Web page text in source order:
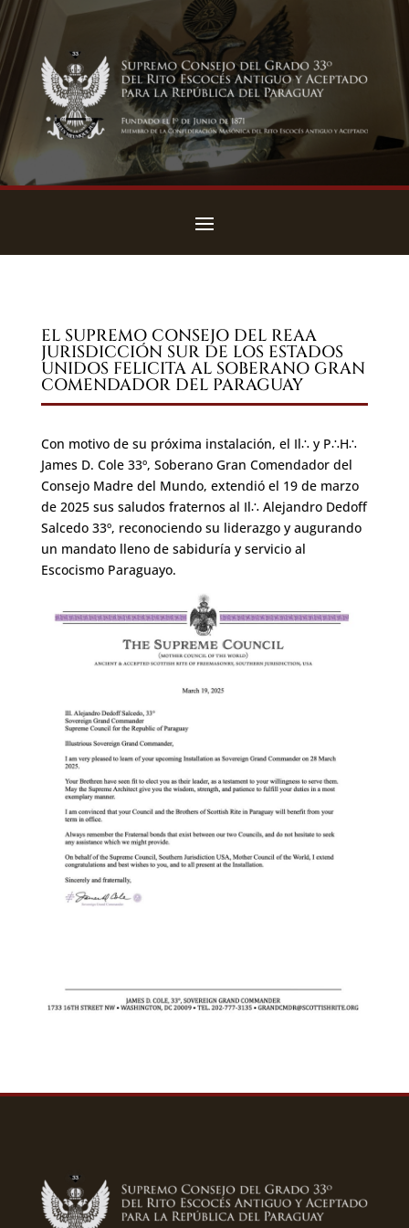
EL SUPREMO CONSEJO DEL REAA
JURISDICCIÓN SUR DE LOS ESTADOS
UNIDOS FELICITA AL SOBERANO GRAN
COMENDADOR DEL PARAGUAY
Con motivo de su próxima instalación, el Il∴ y P∴H∴
James D. Cole 33º, Soberano Gran Comendador del
Consejo Madre del Mundo, extendió el 19 de marzo
de 2025 sus saludos fraternos al Il∴ Alejandro Dedoff
Salcedo 33º, reconociendo su liderazgo y augurando
un mandato lleno de sabiduría y servicio al
Escocismo Paraguayo.